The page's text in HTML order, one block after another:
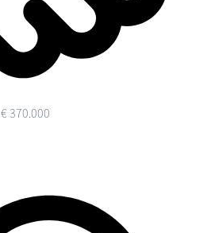
€ 370.000